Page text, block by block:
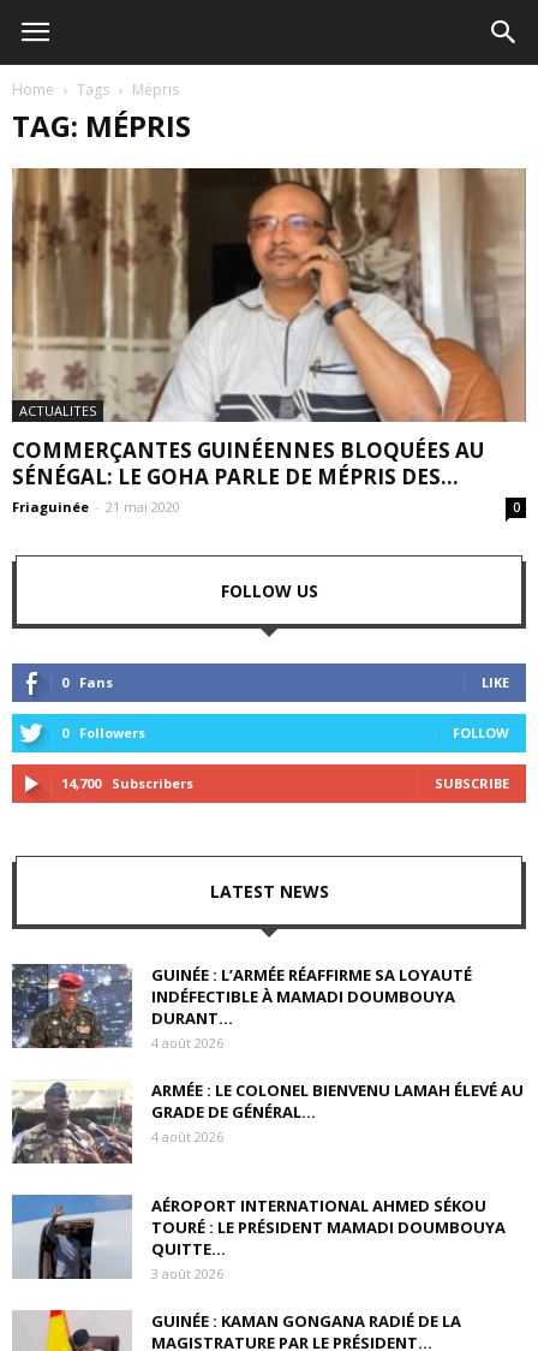
Home Tags Mépris
TAG: MÉPRIS
ACTUALITES
COMMERÇANTES GUINÉENNES BLOQUÉES AU
SÉNÉGAL: LE GOHA PARLE DE MÉPRIS DES...
Friaguinée - 21 mai 2020 0
FOLLOW US
0 Fans LIKE
0 Followers FOLLOW
14,700 Subscribers SUBSCRIBE
LATEST NEWS
GUINÉE : L’ARMÉE RÉAFFIRME SA LOYAUTÉ
INDÉFECTIBLE À MAMADI DOUMBOUYA
DURANT...
4 août 2026
ARMÉE : LE COLONEL BIENVENU LAMAH ÉLEVÉ AU
GRADE DE GÉNÉRAL...
4 août 2026
AÉROPORT INTERNATIONAL AHMED SÉKOU
TOURÉ : LE PRÉSIDENT MAMADI DOUMBOUYA
QUITTE...
3 août 2026
GUINÉE : KAMAN GONGANA RADIÉ DE LA
MAGISTRATURE PAR LE PRÉSIDENT...